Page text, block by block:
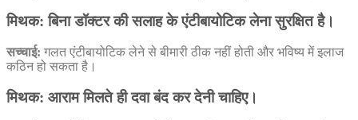
मिथक: बिना डॉक्टर की सलाह के एंटीबायोटिक लेना सुरक्षित है।
सच्चाई: गलत एंटीबायोटिक लेने से बीमारी ठीक नहीं होती और भविष्य में इलाज
कठिन हो सकता है।
मिथक: आराम मिलते ही दवा बंद कर देनी चाहिए।